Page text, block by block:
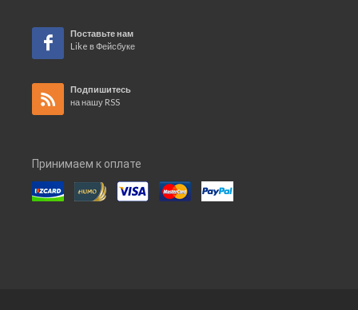
Поставьте нам
Like в Фейсбуке
Подпишитесь
на нашу RSS
Принимаем к оплате